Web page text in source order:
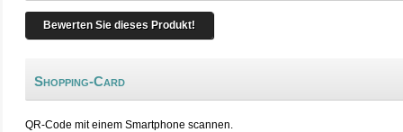
Bewerten Sie dieses Produkt!
Shopping-Card
QR-Code mit einem Smartphone scannen.